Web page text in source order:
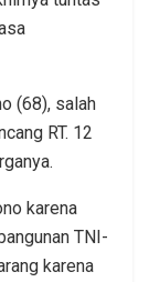
(68), salah
RT. 12
karena
TNI-
karena